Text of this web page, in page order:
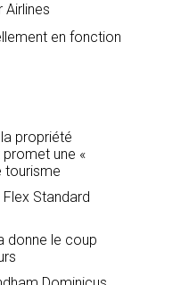
en fonction
propriété
une «
tourisme
Flex Standard
donne le coup